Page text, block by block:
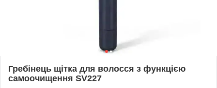
Гребінець щітка для волосся з функцією
самоочищення SV227